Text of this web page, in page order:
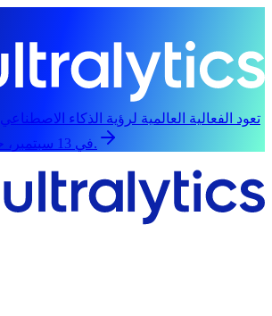
تعود الفعالية العالمية لرؤية الذكاء الاصطناعي
في 13 سبتمبر، حضورياً وعبر الإنترنت.